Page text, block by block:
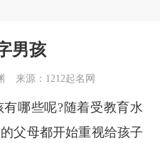
男孩
来源：1212起名网
哪些呢?随着受教育水
父母都开始重视给孩子